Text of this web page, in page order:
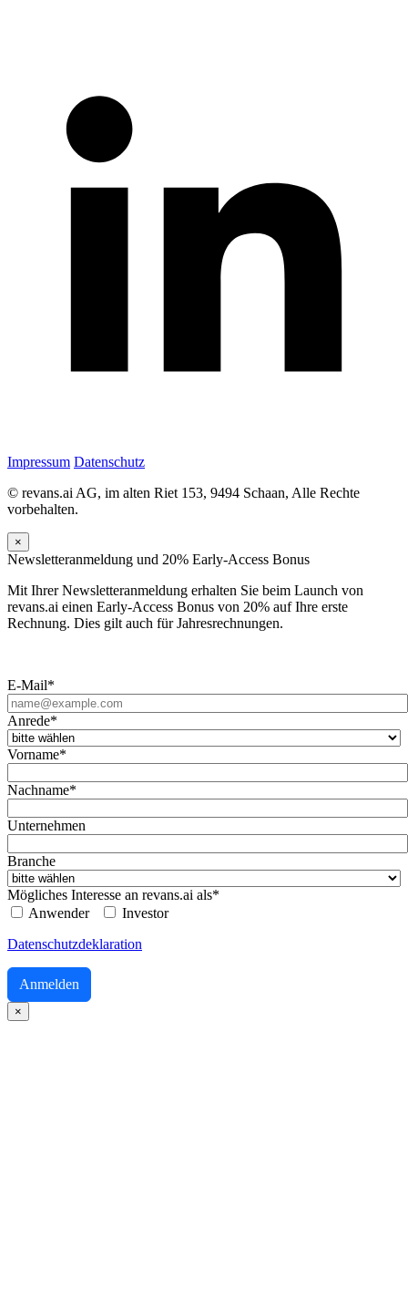
Impressum Datenschutz
© revans.ai AG, im alten Riet 153, 9494 Schaan, Alle Rechte
vorbehalten.
×
Newsletteranmeldung und 20% Early-Access Bonus
Mit Ihrer Newsletteranmeldung erhalten Sie beim Launch von
revans.ai einen Early-Access Bonus von 20% auf Ihre erste
Rechnung. Dies gilt auch für Jahresrechnungen.
E-Mail*
Anrede*
Vorname*
Nachname*
Unternehmen
Branche
Mögliches Interesse an revans.ai als*
Anwender
Investor
Datenschutzdeklaration
Anmelden
×